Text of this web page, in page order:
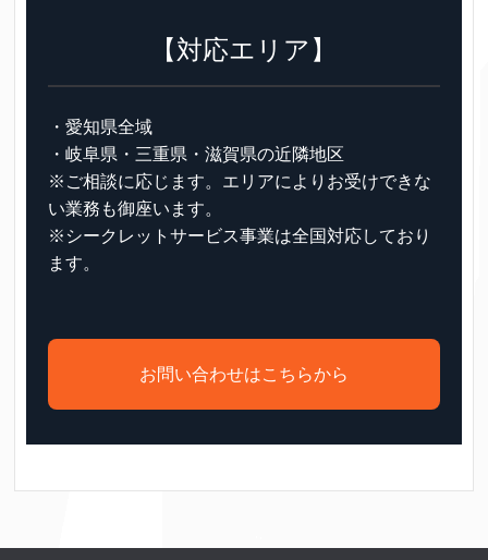
【対応エリア】
・愛知県全域
・岐阜県・三重県・滋賀県の近隣地区
※ご相談に応じます。エリアによりお受けできな
い業務も御座います。
※シークレットサービス事業は全国対応しており
ます。
お問い合わせはこちらから